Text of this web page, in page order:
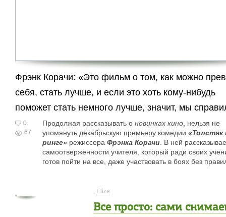
Фрэнк Корачи: «Это фильм о том, как можно
себя, стать лучше, и если это хоть кому-нибудь
поможет стать немного лучше, значит, мы
0
67
Продолжая рассказывать оновинках кино, нельзя не
упомянуть декабрьскую премьеру комедии «Толстяк
ринге»режиссера Фрэнка Корачи. В ней
самоотверженности учителя, который ради своих
готов пойти на все, даже участвовать в боях без
, Elize
Все просто: сами